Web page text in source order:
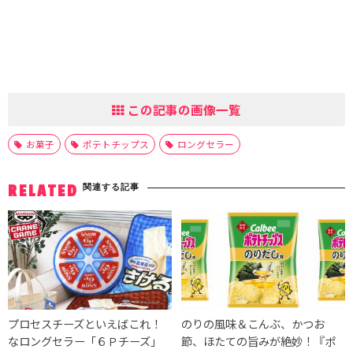
この記事の画像一覧
お菓子 ポテトチップス ロングセラー
RELATED 関連する記事
プロセスチーズといえばこれ！
なロングセラー「６Ｐチーズ」
のりの風味＆こんぶ、かつお
節、ほたての旨みが絶妙！『ポ